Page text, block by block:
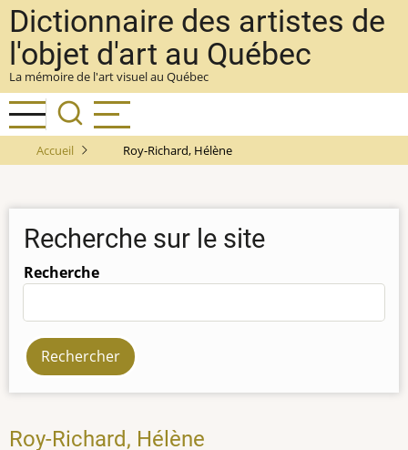
Aller
au
contenu
principal
Dictionnaire des artistes de
l'objet d'art au Québec
La mémoire de l'art visuel au Québec
Accueil Roy-Richard, Hélène
Recherche sur le site
Recherche
Roy-Richard, Hélène